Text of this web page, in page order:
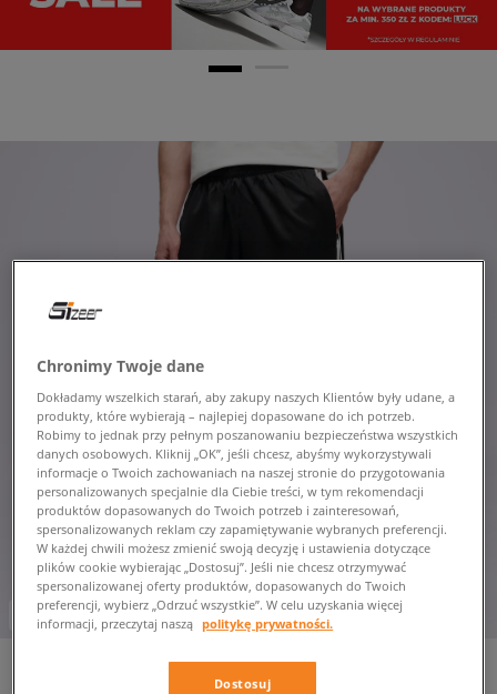
-10% za min. 350 zł kod: LUCK
Chronimy Twoje dane
Dokładamy wszelkich starań, aby zakupy naszych Klientów były udane, a
produkty, które wybierają – najlepiej dopasowane do ich potrzeb.
Robimy to jednak przy pełnym poszanowaniu bezpieczeństwa wszystkich
danych osobowych. Kliknij „OK”, jeśli chcesz, abyśmy wykorzystywali
informacje o Twoich zachowaniach na naszej stronie do przygotowania
personalizowanych specjalnie dla Ciebie treści, w tym rekomendacji
produktów dopasowanych do Twoich potrzeb i zainteresowań,
spersonalizowanych reklam czy zapamiętywanie wybranych preferencji.
W każdej chwili możesz zmienić swoją decyzję i ustawienia dotyczące
plików cookie wybierając „Dostosuj”. Jeśli nie chcesz otrzymywać
spersonalizowanej oferty produktów, dopasowanych do Twoich
preferencji, wybierz „Odrzuć wszystkie”. W celu uzyskania więcej
informacji, przeczytaj naszą politykę prywatności.
Dostosuj